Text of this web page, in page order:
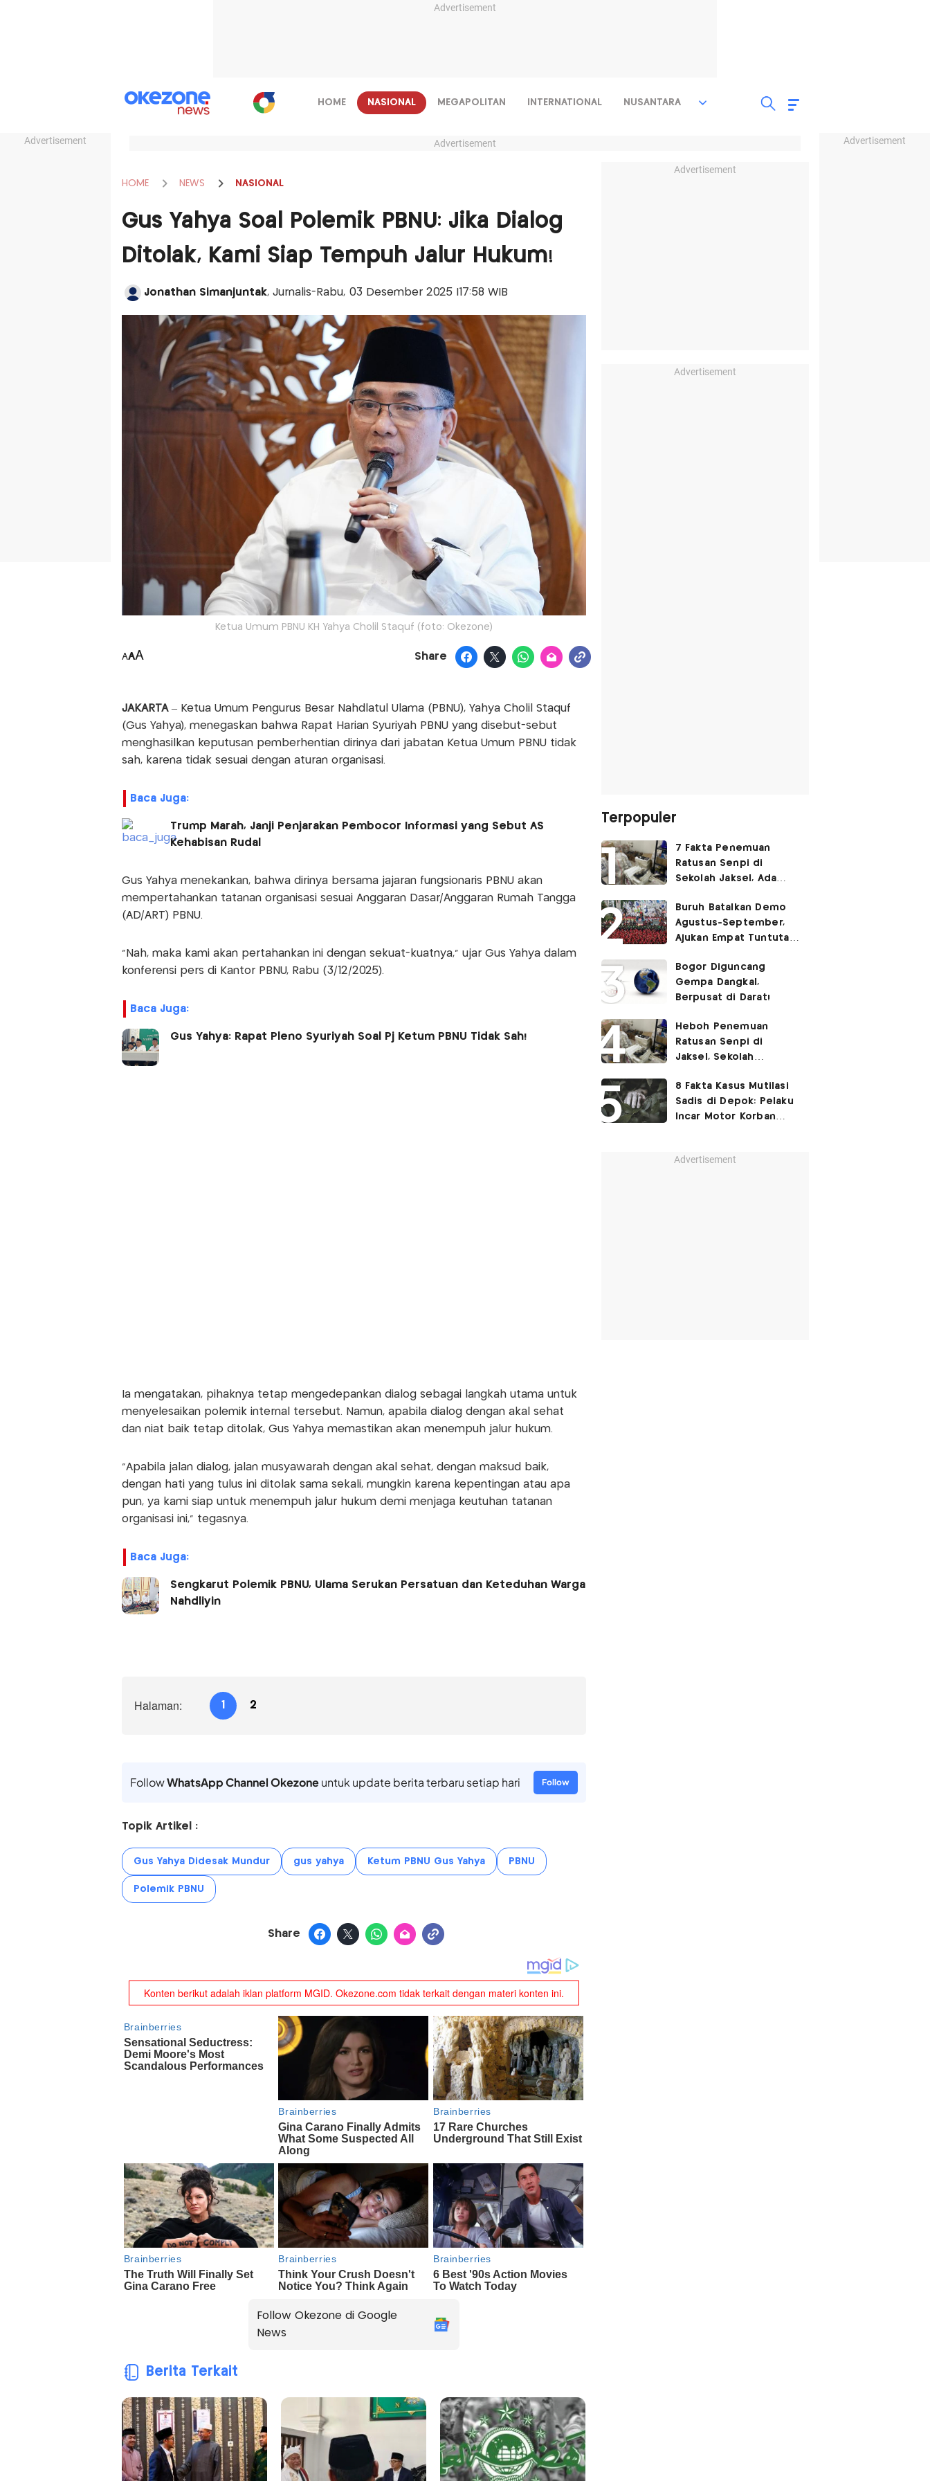
Advertisement
Advertisement Advertisement
HOME NASIONAL MEGAPOLITAN INTERNATIONAL NUSANTARA
Advertisement
HOME NEWS NASIONAL
Gus Yahya Soal Polemik PBNU: Jika Dialog
Ditolak, Kami Siap Tempuh Jalur Hukum!
Jonathan Simanjuntak, Jurnalis-Rabu, 03 Desember 2025 |17:58 WIB
Ketua Umum PBNU KH Yahya Cholil Staquf (foto: Okezone)
AAA Share
JAKARTA – Ketua Umum Pengurus Besar Nahdlatul Ulama (PBNU), Yahya Cholil Staquf
(Gus Yahya), menegaskan bahwa Rapat Harian Syuriyah PBNU yang disebut-sebut
menghasilkan keputusan pemberhentian dirinya dari jabatan Ketua Umum PBNU tidak
sah, karena tidak sesuai dengan aturan organisasi.
Baca Juga:
Trump Marah, Janji Penjarakan Pembocor Informasi yang Sebut AS
Kehabisan Rudal
Gus Yahya menekankan, bahwa dirinya bersama jajaran fungsionaris PBNU akan
mempertahankan tatanan organisasi sesuai Anggaran Dasar/Anggaran Rumah Tangga
(AD/ART) PBNU.
"Nah, maka kami akan pertahankan ini dengan sekuat-kuatnya," ujar Gus Yahya dalam
konferensi pers di Kantor PBNU, Rabu (3/12/2025).
Baca Juga:
Gus Yahya: Rapat Pleno Syuriyah Soal Pj Ketum PBNU Tidak Sah!
Ia mengatakan, pihaknya tetap mengedepankan dialog sebagai langkah utama untuk
menyelesaikan polemik internal tersebut. Namun, apabila dialog dengan akal sehat
dan niat baik tetap ditolak, Gus Yahya memastikan akan menempuh jalur hukum.
"Apabila jalan dialog, jalan musyawarah dengan akal sehat, dengan maksud baik,
dengan hati yang tulus ini ditolak sama sekali, mungkin karena kepentingan atau apa
pun, ya kami siap untuk menempuh jalur hukum demi menjaga keutuhan tatanan
organisasi ini," tegasnya.
Baca Juga:
Sengkarut Polemik PBNU, Ulama Serukan Persatuan dan Keteduhan Warga
Nahdliyin
Halaman: 1 2
FollowWhatsApp Channel Okezoneuntuk update berita terbaru setiap hari Follow
Topik Artikel :
Gus Yahya Didesak Mundur gus yahya Ketum PBNU Gus Yahya PBNU
Polemik PBNU
Share
Follow Okezone di Google
News
Berita Terkait
Advertisement
Advertisement
Terpopuler
7 Fakta Penemuan
Ratusan Senpi di
Sekolah Jaksel, Ada
Ruang Bunker
Buruh Batalkan Demo
Agustus-September,
Ajukan Empat Tuntutan
Bogor Diguncang
Gempa Dangkal,
Berpusat di Darat!
Heboh Penemuan
Ratusan Senpi di
Jaksel, Sekolah
Kegiatan Eskul
Menembak
8 Fakta Kasus Mutilasi
Sadis di Depok: Pelaku
Incar Motor Korban
Advertisement